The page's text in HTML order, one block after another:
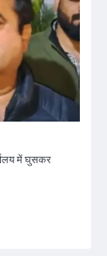
में घुसकर